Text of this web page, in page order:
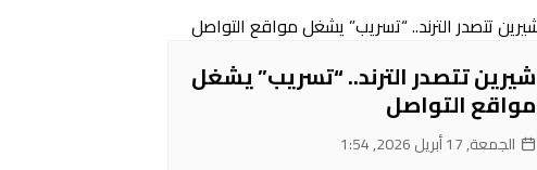
شيرين تتصدر الترند.. “تسريب” يشغل
مواقع التواصل
الجمعة, 17 أبريل 2026, 1:54